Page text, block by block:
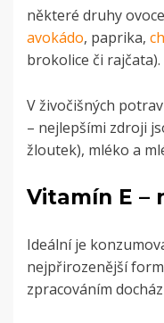
některé druhy
avokádo, paprika,
brokolice či rajčata).
V živočišných
– nejlepšími zdroji
žloutek), mléko a
Vitamín E –
Ideální je
nejpřirozenější
zpracováním